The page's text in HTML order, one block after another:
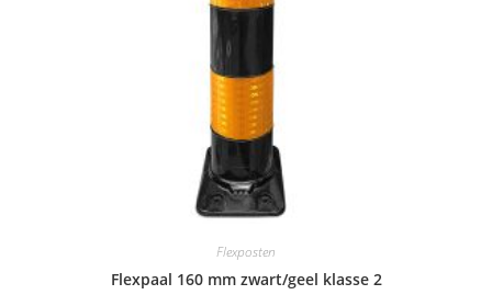
Flexposten
Flexpaal 160 mm zwart/geel klasse 2